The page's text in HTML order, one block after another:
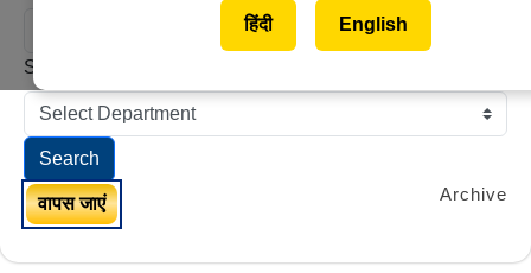
हिंदी English
Select Department
Search
Archive
वापस जाएं